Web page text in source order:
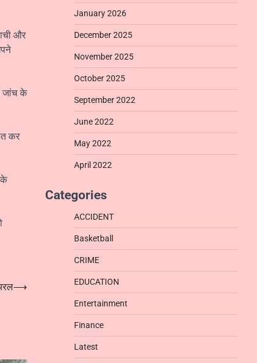
और
जांच के
कर
के
⟶
January 2026
December 2025
November 2025
October 2025
September 2022
June 2022
May 2022
April 2022
Categories
ACCIDENT
Basketball
CRIME
EDUCATION
Entertainment
Finance
Latest